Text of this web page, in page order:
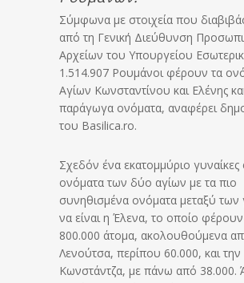
Σύμφωνα με στοιχεία που
από τη Γενική Διεύθυνση
Αρχείων του Υπουργείου
1.514.907 Ρουμάνοι φέρουν τα
Αγίων Κωνσταντίνου και Ελένης
παράγωγα ονόματα, αναφέρει
του Basilica.ro.
Σχεδόν ένα εκατομμύριο
ονόματα των δύο αγίων με τα πιο
συνηθισμένα ονόματα μεταξύ των
να είναι η Έλενα, το οποίο
800.000 άτομα, ακολουθούμενα
Λενούτσα, περίπου 60.000, και την
Κωνστάντζα, με πάνω από 38.000.